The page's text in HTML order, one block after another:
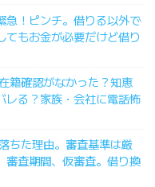
急！ピンチ。借りる以外で
てもお金が必要だけど借り
籍確認がなかった？知恵
レる？家族・会社に電話怖
ちた理由。審査基準は厳
審査期間、仮審査。借り換